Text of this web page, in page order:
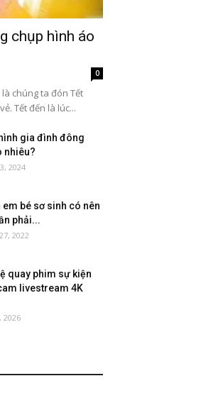
chụp hình áo
0
chúng ta đón Tết
Tết đến là lúc...
gia đình đông
nhiêu?
2024
em bé sơ sinh có nên
phải...
2022
quay phim sự kiện
livestream 4K
2026